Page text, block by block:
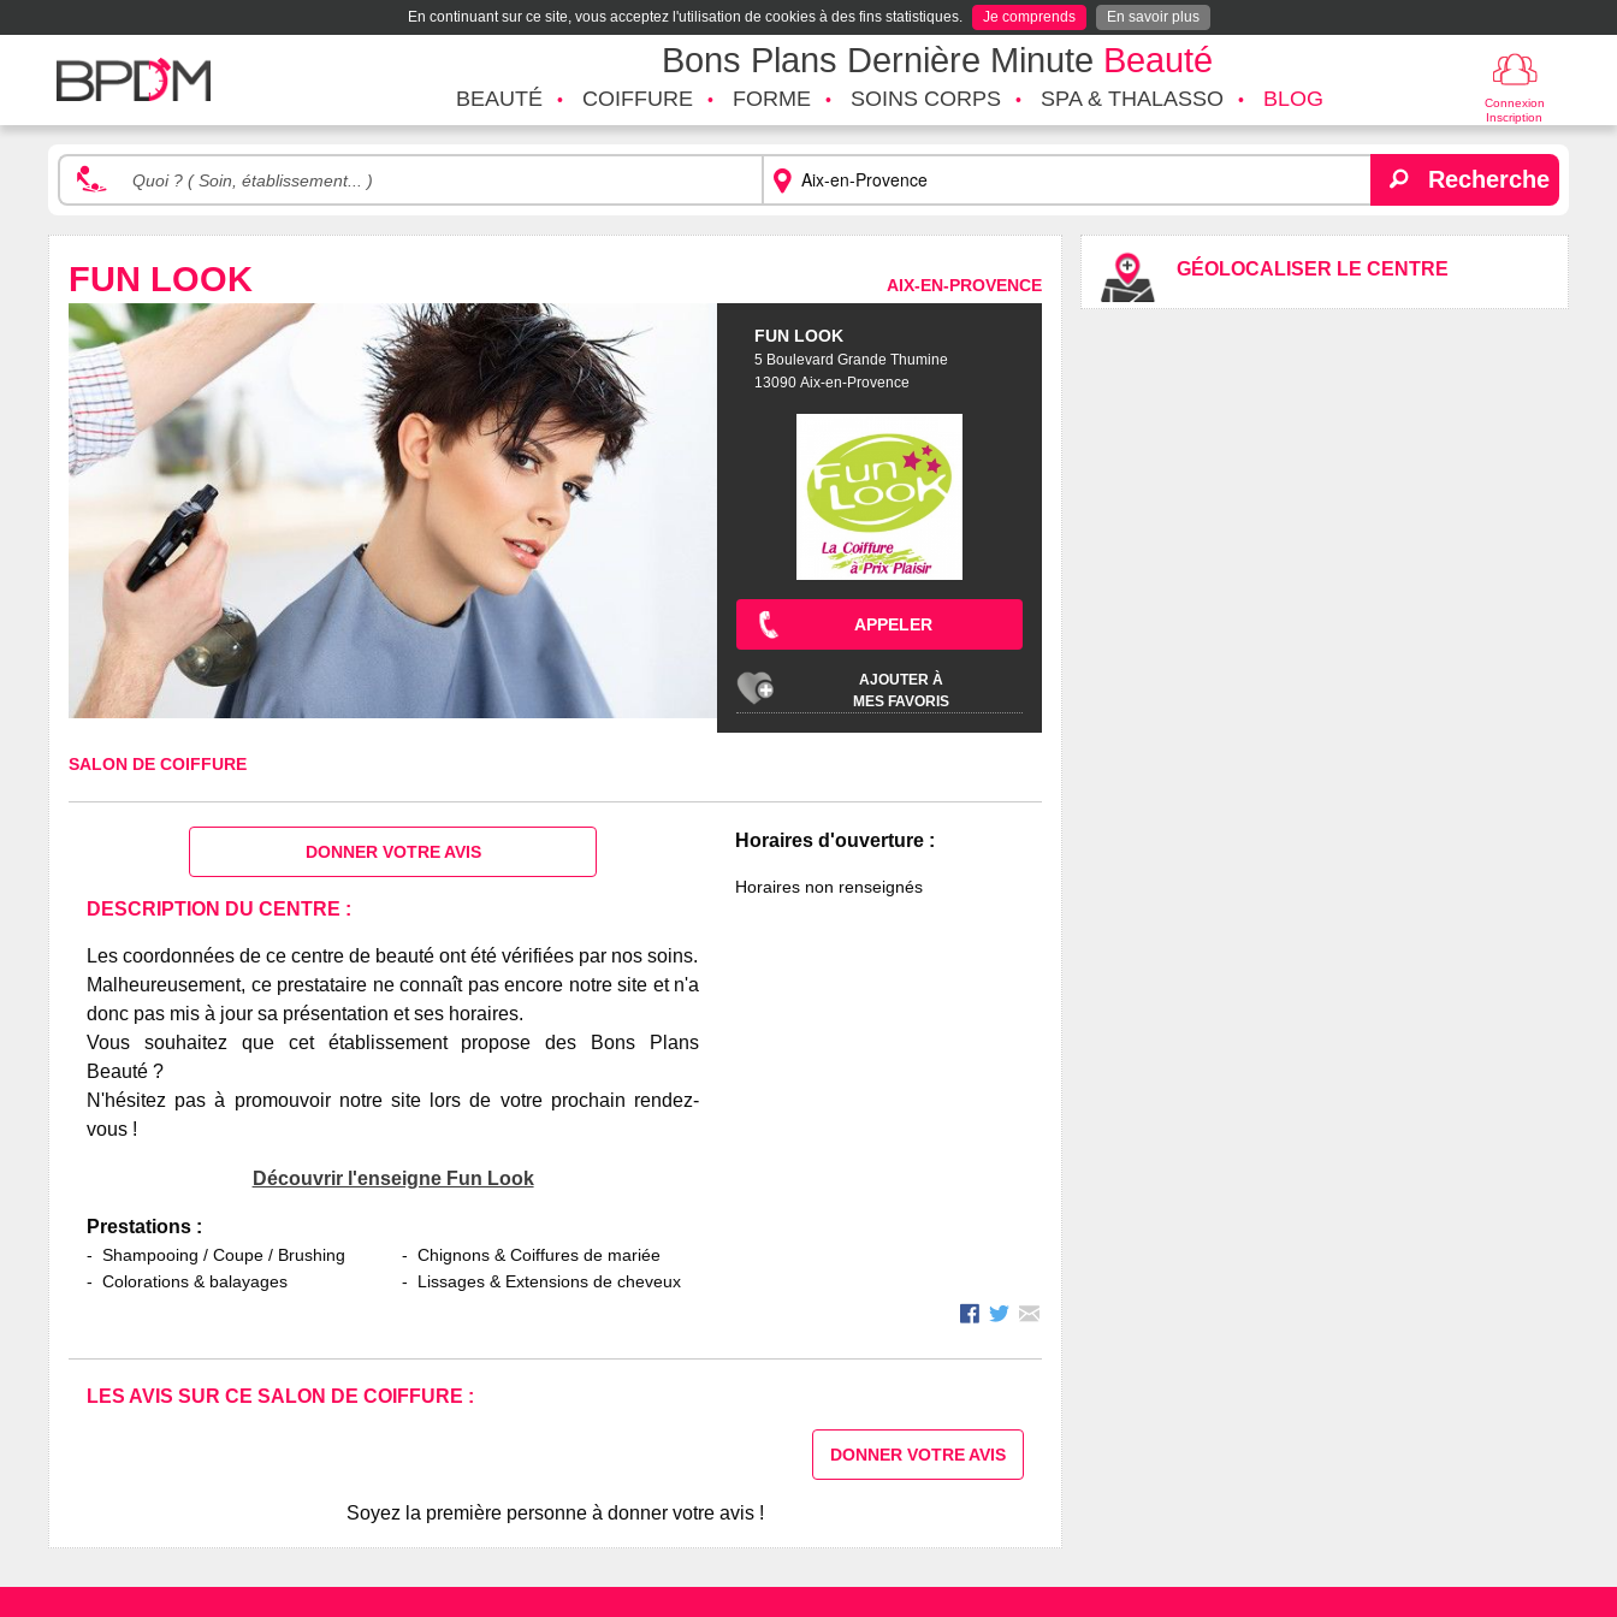
En continuant sur ce site, vous acceptez l'utilisation de cookies à des fins statistiques. Je comprends En savoir plus
Bons Plans Dernière Minute Beauté
Connexion
Inscription
BEAUTÉ COIFFURE FORME SOINS CORPS SPA & THALASSO BLOG
Recherche
GÉOLOCALISER LE CENTRE
FUN LOOK AIX-EN-PROVENCE
FUN LOOK
5 Boulevard Grande Thumine
13090 Aix-en-Provence
APPELER
AJOUTER À
MES FAVORIS
SALON DE COIFFURE
Horaires d'ouverture :
Horaires non renseignés
DONNER VOTRE AVIS
DESCRIPTION DU CENTRE :
Les coordonnées de ce centre de beauté ont été vérifiées par nos soins.
Malheureusement, ce prestataire ne connaît pas encore notre site et n'a
donc pas mis à jour sa présentation et ses horaires.
Vous souhaitez que cet établissement propose des Bons Plans
Beauté ?
N'hésitez pas à promouvoir notre site lors de votre prochain rendez-
vous !
Découvrir l'enseigne Fun Look
Prestations :
Shampooing / Coupe / Brushing
Colorations & balayages
Chignons & Coiffures de mariée
Lissages & Extensions de cheveux
LES AVIS SUR CE SALON DE COIFFURE :
DONNER VOTRE AVIS
Soyez la première personne à donner votre avis !